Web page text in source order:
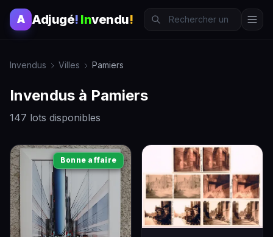
A Adjugé! Invendu!
Invendus Villes Pamiers
Invendus à Pamiers
147 lots disponibles
Bonne affaire